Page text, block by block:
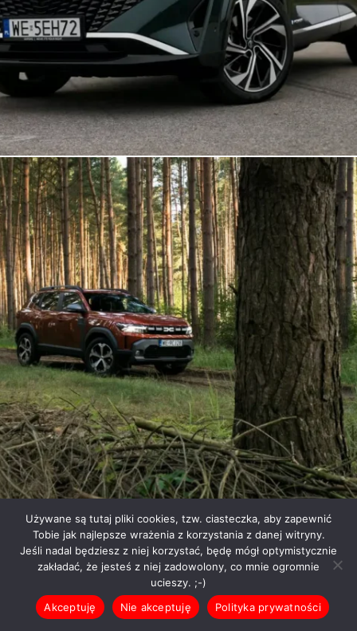
Używane są tutaj pliki cookies, tzw. ciasteczka, aby zapewnić
Tobie jak najlepsze wrażenia z korzystania z danej witryny.
Jeśli nadal będziesz z niej korzystać, będę mógł optymistycznie
zakładać, że jesteś z niej zadowolony, co mnie ogromnie
ucieszy. ;-)
Akceptuję
Nie akceptuję Polityka prywatności